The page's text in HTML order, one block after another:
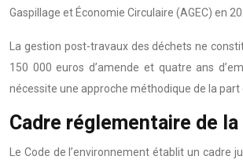
Gaspillage et Économie Circulaire (AGEC) en
La gestion post-travaux des déchets ne
150 000 euros d’amende et quatre ans
nécessite une approche méthodique de la
Cadre réglementaire de
Le Code de l’environnement établit un